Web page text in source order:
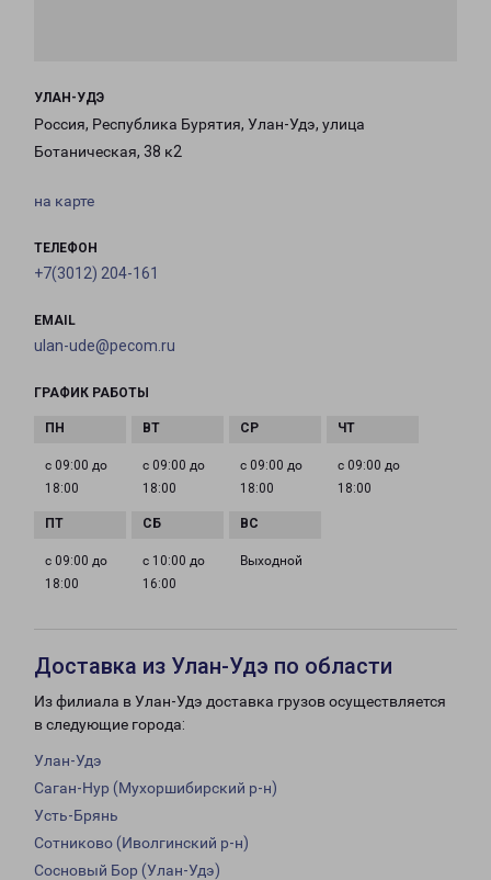
УЛАН-УДЭ
Россия, Республика Бурятия, Улан-Удэ, улица
Ботаническая, 38 к2
на карте
ТЕЛЕФОН
+7(3012) 204-161
EMAIL
ulan-ude@pecom.ru
ГРАФИК РАБОТЫ
с 09:00 до
18:00
с 09:00 до
18:00
с 09:00 до
18:00
с 09:00 до
18:00
с 09:00 до
18:00
с 10:00 до
16:00
Выходной
Доставка из Улан-Удэ по области
Из филиала в Улан-Удэ доставка грузов осуществляется
в следующие города:
Улан-Удэ
Саган-Нур (Мухоршибирский р-н)
Усть-Брянь
Сотниково (Иволгинский р-н)
Сосновый Бор (Улан-Удэ)